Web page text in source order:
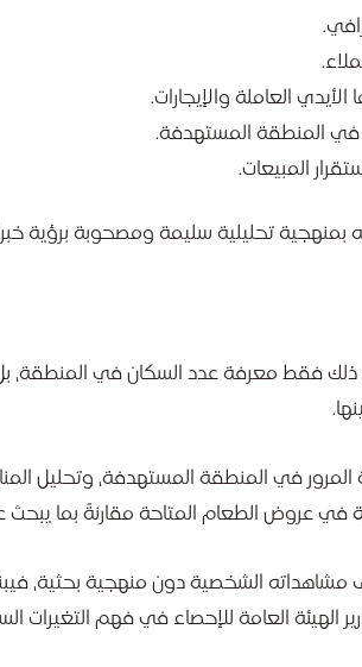
العاملة والإيجارات.
المنطقة المستهدفة.
المبيعات.
تحليلية سليمة ومصحوبة برؤية
فقط معرفة عدد السكان في المنطقة،
في المنطقة المستهدفة، وتحليل
عروض الطعام المتاحة مقارنةً بما يبحث
مشاهداته الشخصية دون منهجية بحثية،
الهيئة العامة للإحصاء في فهم التغيرات